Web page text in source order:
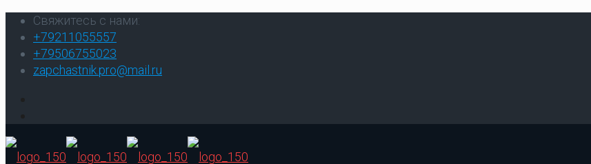
Свяжитесь с нами:
+79211055557
+79506755023
zapchastnik.pro@mail.ru